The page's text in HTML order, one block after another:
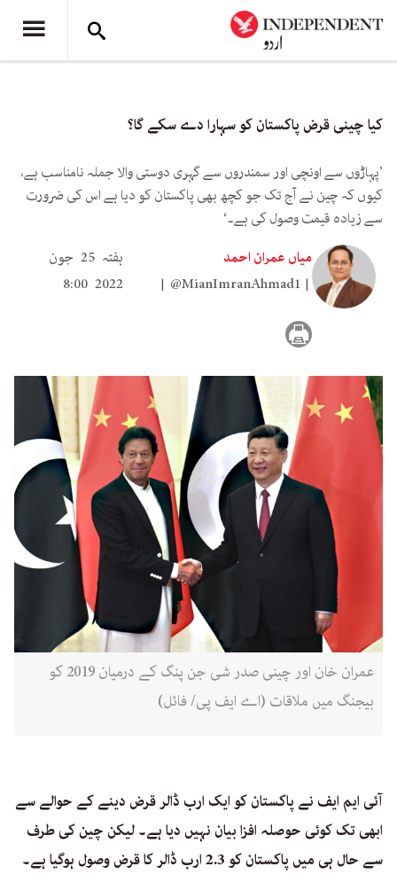
کیا چینی قرض پاکستان کو سہارا دے سکے گا؟
’پہاڑوں سے اونچی اور سمندروں سے گہری دوستی والا جملہ نامناسب ہے،
کیوں کہ چین نے آج تک جو کچھ بھی پاکستان کو دیا ہے اس کی ضرورت
سے زیادہ قیمت وصول کی ہے۔‘
میاں عمران احمد
@MianImranAhmad1
ہفتہ 25 جون
2022 8:00
عمران خان اور چینی صدر شی جن پنگ کے درمیان 2019 کو
بیجنگ میں ملاقات (اے ایف پی/ فائل)
آئی ایم ایف نے پاکستان کو ایک ارب ڈالر قرض دینے کے حوالے سے
ابھی تک کوئی حوصلہ افزا بیان نہیں دیا ہے۔ لیکن چین کی طرف
سے حال ہی میں پاکستان کو 2.3 ارب ڈالر کا قرض وصول ہوگیا ہے۔